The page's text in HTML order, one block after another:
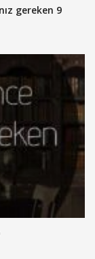
gereken 9